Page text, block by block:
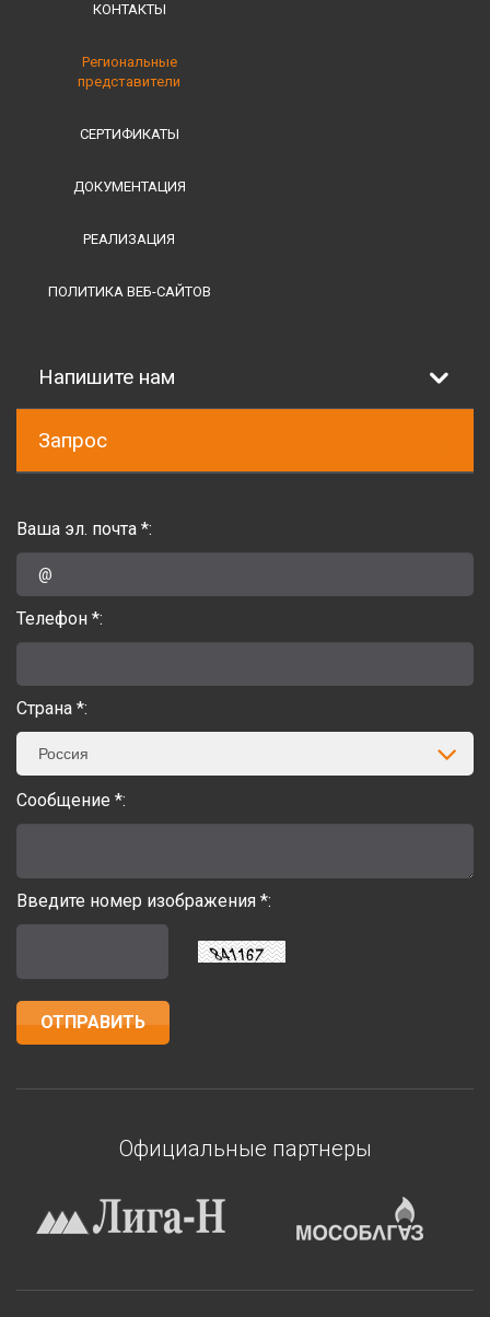
КОНТАКТЫ
Региональные
представители
СЕРТИФИКАТЫ
ДОКУМЕНТАЦИЯ
РЕАЛИЗАЦИЯ
ПОЛИТИКА ВЕБ-САЙТОВ
Напишите нам
Запрос
Ваша эл. почта *:
Телефон *:
Страна *:
Россия
Сообщение *:
Введите номер изображения *:
Официальные партнеры